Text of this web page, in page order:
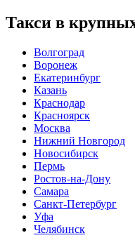
Такси в
Волгоград
Воронеж
Екатеринбург
Казань
Краснодар
Красноярск
Москва
Нижний Новгород
Новосибирск
Пермь
Ростов-на-Дону
Самара
Санкт-Петербург
Уфа
Челябинск